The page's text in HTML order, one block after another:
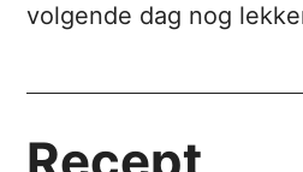
volgende dag nog